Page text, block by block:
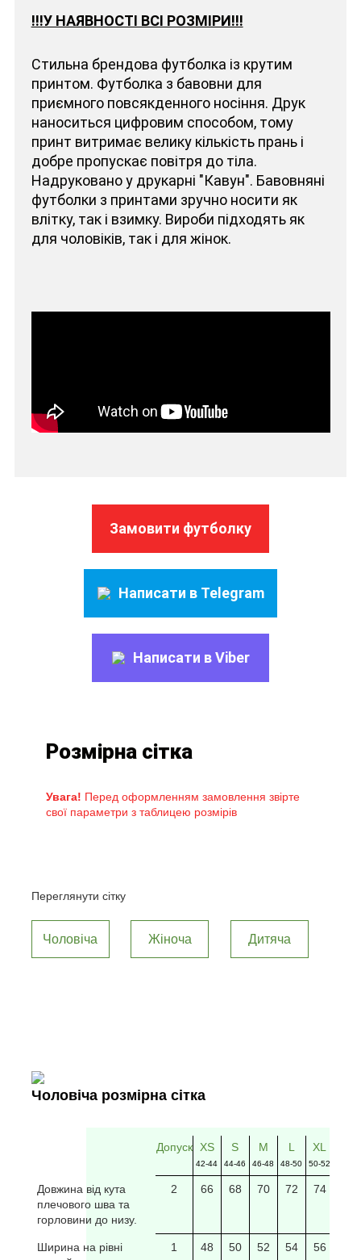
!!!У НАЯВНОСТІ ВСІ РОЗМІРИ!!!
Стильна брендова футболка із крутим
принтом. Футболка з бавовни для
приємного повсякденного носіння. Друк
наноситься цифровим способом, тому
принт витримає велику кількість прань і
добре пропускає повітря до тіла.
Надруковано у друкарні "Кавун". Бавовняні
футболки з принтами зручно носити як
влітку, так і взимку. Вироби підходять як
для чоловіків, так і для жінок.
Замовити футболку
Написати в Telegram
Написати в Viber
Розмірна сітка
Увага! Перед оформленням замовлення звірте
свої параметри з таблицею розмірів
Переглянути сітку
Чоловіча Жіноча Дитяча
Чоловіча розмірна сітка
Допуск XS
42-44
S
44-46
M
46-48
L
48-50
XL
50-52
Довжина від кута
плечового шва та
горловини до низу.
2 66 68 70 72 74
Ширина на рівні
1 48 50 52 54 56